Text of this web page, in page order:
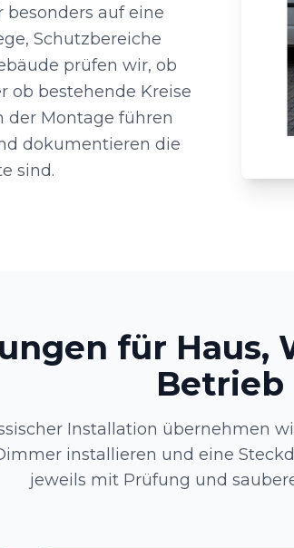
auf eine
Schutzbereiche
prüfen wir, ob
ob bestehende Kreise
der Montage führen
dokumentieren die
sind.
für Haus,
Betrieb
Installation übernehmen
installieren und eine
jeweils mit Prüfung und